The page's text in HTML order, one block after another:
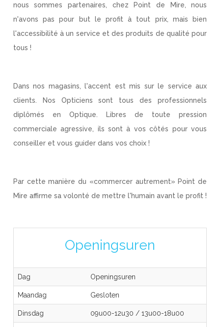
nous sommes partenaires, chez Point de Mire, nous
n'avons pas pour but le profit à tout prix, mais bien
l'accessibilité à un service et des produits de qualité pour
tous !
Dans nos magasins, l'accent est mis sur le service aux
clients. Nos Opticiens sont tous des professionnels
diplômés en Optique. Libres de toute pression
commerciale agressive, ils sont à vos côtés pour vous
conseiller et vous guider dans vos choix !
Par cette manière du «commercer autrement» Point de
Mire affirme sa volonté de mettre l'humain avant le profit !
Openingsuren
Dag Openingsuren
Maandag Gesloten
Dinsdag 09u00-12u30 /13u00-18u00